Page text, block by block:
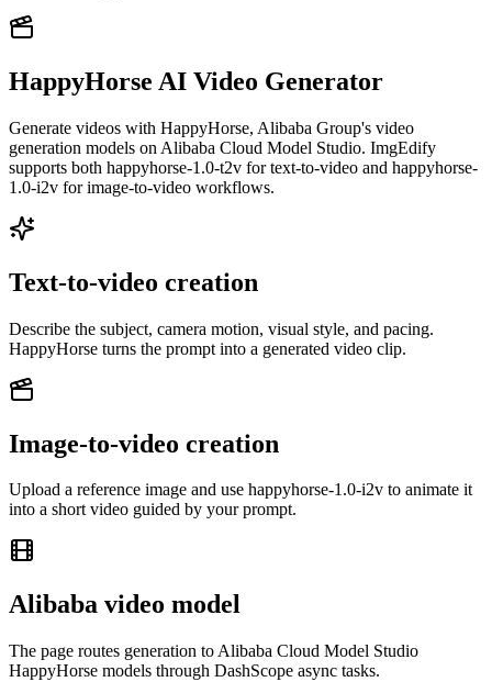
HappyHorse AI Video Generator
Generate videos with HappyHorse, Alibaba Group's video
generation models on Alibaba Cloud Model Studio. ImgEdify
supports both happyhorse-1.0-t2v for text-to-video and happyhorse-
1.0-i2v for image-to-video workflows.
Text-to-video creation
Describe the subject, camera motion, visual style, and pacing.
HappyHorse turns the prompt into a generated video clip.
Image-to-video creation
Upload a reference image and use happyhorse-1.0-i2v to animate it
into a short video guided by your prompt.
Alibaba video model
The page routes generation to Alibaba Cloud Model Studio
HappyHorse models through DashScope async tasks.